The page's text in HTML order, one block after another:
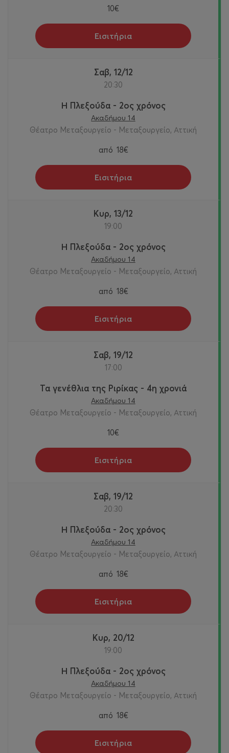
10€
Εισιτήρια
Σαβ, 12/12
20:30
Η Πλεξούδα - 2ος χρόνος
Ακαδήμου 14
Θέατρο Μεταξουργείο - Μεταξουργείο, Αττική
από 18€
Εισιτήρια
Κυρ, 13/12
19:00
Η Πλεξούδα - 2ος χρόνος
Ακαδήμου 14
Θέατρο Μεταξουργείο - Μεταξουργείο, Αττική
από 18€
Εισιτήρια
Σαβ, 19/12
17:00
Τα γενέθλια της Ριρίκας - 4η χρονιά
Ακαδήμου 14
Θέατρο Μεταξουργείο - Μεταξουργείο, Αττική
10€
Εισιτήρια
Σαβ, 19/12
20:30
Η Πλεξούδα - 2ος χρόνος
Ακαδήμου 14
Θέατρο Μεταξουργείο - Μεταξουργείο, Αττική
από 18€
Εισιτήρια
Κυρ, 20/12
19:00
Η Πλεξούδα - 2ος χρόνος
Ακαδήμου 14
Θέατρο Μεταξουργείο - Μεταξουργείο, Αττική
από 18€
Εισιτήρια